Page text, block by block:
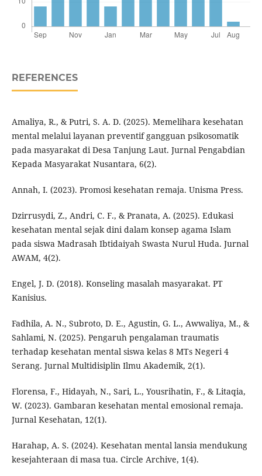
REFERENCES
Amaliya, R., & Putri, S. A. D. (2025). Memelihara kesehatan
mental melalui layanan preventif gangguan psikosomatik
pada masyarakat di Desa Tanjung Laut. Jurnal Pengabdian
Kepada Masyarakat Nusantara, 6(2).
Annah, I. (2023). Promosi kesehatan remaja. Unisma Press.
Dzirrusydi, Z., Andri, C. F., & Pranata, A. (2025). Edukasi
kesehatan mental sejak dini dalam konsep agama Islam
pada siswa Madrasah Ibtidaiyah Swasta Nurul Huda. Jurnal
AWAM, 4(2).
Engel, J. D. (2018). Konseling masalah masyarakat. PT
Kanisius.
Fadhila, A. N., Subroto, D. E., Agustin, G. L., Awwaliya, M., &
Sahlami, N. (2025). Pengaruh pengalaman traumatis
terhadap kesehatan mental siswa kelas 8 MTs Negeri 4
Serang. Jurnal Multidisiplin Ilmu Akademik, 2(1).
Florensa, F., Hidayah, N., Sari, L., Yousrihatin, F., & Litaqia,
W. (2023). Gambaran kesehatan mental emosional remaja.
Jurnal Kesehatan, 12(1).
Harahap, A. S. (2024). Kesehatan mental lansia mendukung
kesejahteraan di masa tua. Circle Archive, 1(4).